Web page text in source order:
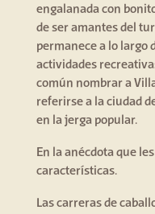
engalanada con
de ser amantes del
permanece a lo largo
actividades
común nombrar a
referirse a la ciudad
en la jerga popular.
En la anécdota que
características.
Las carreras de